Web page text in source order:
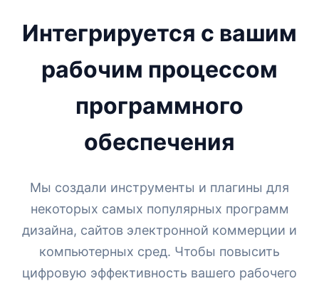
Интегрируется с вашим
рабочим процессом
программного
обеспечения
Мы создали инструменты и плагины для
некоторых самых популярных программ
дизайна, сайтов электронной коммерции и
компьютерных сред. Чтобы повысить
цифровую эффективность вашего рабочего